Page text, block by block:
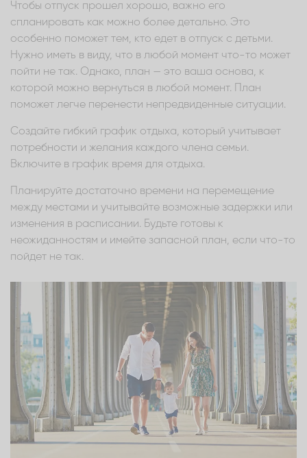
Чтобы отпуск прошел хорошо, важно его
спланировать как можно более детально. Это
особенно поможет тем, кто едет в отпуск с детьми.
Нужно иметь в виду, что в любой момент что-то может
пойти не так. Однако, план — это ваша основа, к
которой можно вернуться в любой момент. План
поможет легче перенести непредвиденные ситуации.
Создайте гибкий график отдыха, который учитывает
потребности и желания каждого члена семьи.
Включите в график время для отдыха.
Планируйте достаточно времени на перемещение
между местами и учитывайте возможные задержки или
изменения в расписании. Будьте готовы к
неожиданностям и имейте запасной план, если что-то
пойдет не так.